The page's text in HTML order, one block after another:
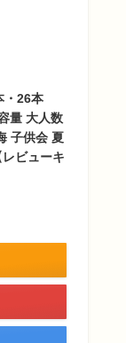
・26本
量 大人数
子供会 夏
ビューキ